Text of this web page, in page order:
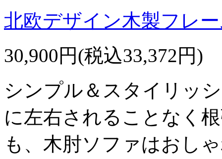
北欧デザイン木製フレ
30,900円(税込33,372円)
シンプル＆スタイリッ
に左右されることなく
も、木肘ソファはおし